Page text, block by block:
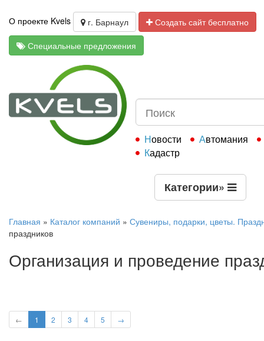
О проекте Kvels г. Барнаул
Создать сайт бесплатно
Специальные предложения
Новости
Автомания
Кадастр
Категории»
Главная » Каталог компаний » Сувениры, подарки, цветы.
праздников
Организация и проведение
← 1 2 3 4 5 →